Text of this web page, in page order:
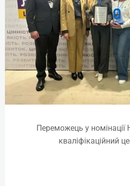
Online |
8925
Переможець у номінації
кваліфікаційний